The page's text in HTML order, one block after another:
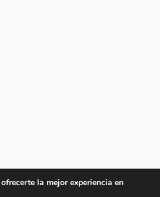
la mejor experiencia en